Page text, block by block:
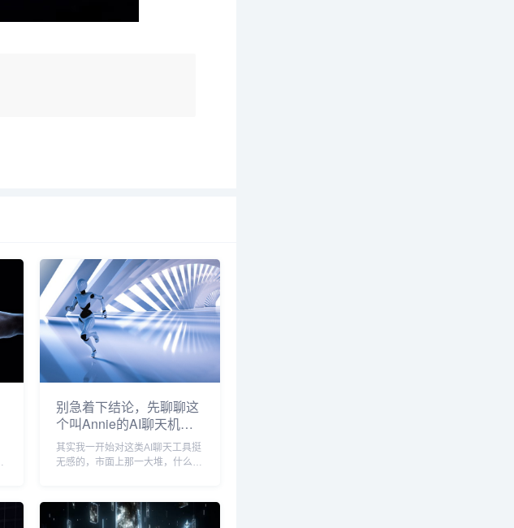
别急着下结论，先聊聊这
个叫Annie的AI聊天机器
人到底能干嘛
其实我一开始对这类AI聊天工具挺
无感的，市面上那一大堆，什么小
就躺在手机里吃灰了，但前阵子有
个读者留言，硬是给我推荐了一个